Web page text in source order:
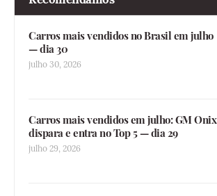
Carros mais vendidos no Brasil em julho
— dia 30
julho 30, 2026
Carros mais vendidos em julho: GM Onix
dispara e entra no Top 5 — dia 29
julho 29, 2026